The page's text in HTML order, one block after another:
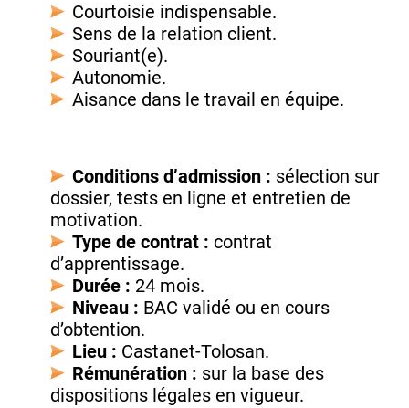
Courtoisie indispensable.
Sens de la relation client.
Souriant(e).
Autonomie.
Aisance dans le travail en équipe.
Conditions d’admission : sélection sur
dossier, tests en ligne et entretien de
motivation.
Type de contrat : contrat
d’apprentissage.
Durée : 24 mois.
Niveau : BAC validé ou en cours
d’obtention.
Lieu : Castanet-Tolosan.
Rémunération : sur la base des
dispositions légales en vigueur.